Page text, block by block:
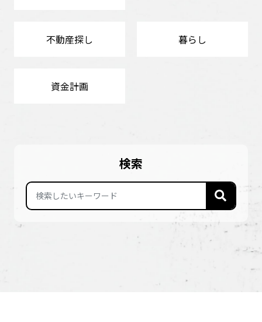
不動産探し 暮らし
資金計画
検索